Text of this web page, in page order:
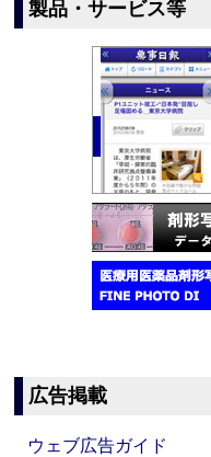
製品・サービス等
広告掲載
ウェブ広告ガイド